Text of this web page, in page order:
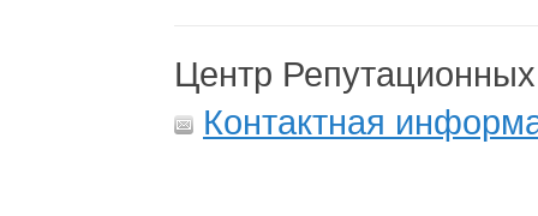
Центр
Контактная